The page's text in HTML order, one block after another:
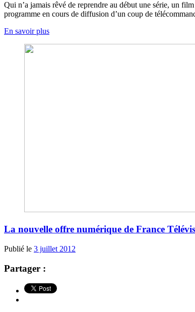
Qui n’a jamais rêvé de reprendre au début une série, un
programme en cours de diffusion d’un coup de
En savoir plus
La nouvelle offre numérique de France
Publié le 3 juillet 2012
Partager :